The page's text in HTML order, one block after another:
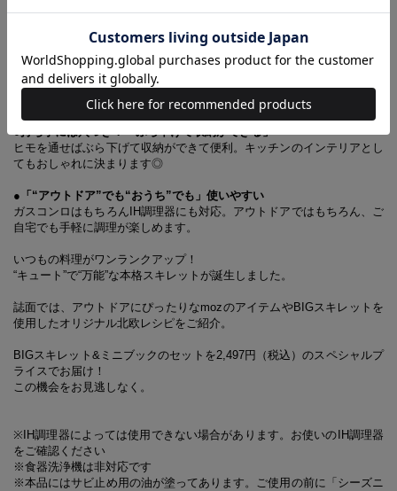
かみをご使用ください
●スキレットの両サイドには「便利な注ぎ口つき」
ソースを作った際や、お肉を焼いたときの油を捨てたいときに便利な注
ぎ口つきです。
●持ち手には穴つき！「ぶら下げて収納ができる」
ヒモを通せばぶら下げて収納ができて便利。キッチンのインテリアとし
てもおしゃれに決まります◎
●「“アウトドア”でも“おうち”でも」使いやすい
ガスコンロはもちろんIH調理器にも対応。アウトドアではもちろん、ご
自宅でも手軽に調理が楽しめます。
いつもの料理がワンランクアップ！
“キュート”で“万能”な本格スキレットが誕生しました。
誌面では、アウトドアにぴったりなmozのアイテムやBIGスキレットを
使用したオリジナル北欧レシピをご紹介。
BIGスキレット&ミニブックのセットを2,497円（税込）のスペシャルプ
ライスでお届け！
この機会をお見逃しなく。
※IH調理器によっては使用できない場合があります。お使いのIH調理器
をご確認ください
※食器洗浄機は非対応です
※本品にはサビ止め用の油が塗ってあります。ご使用の前に「シーズニ